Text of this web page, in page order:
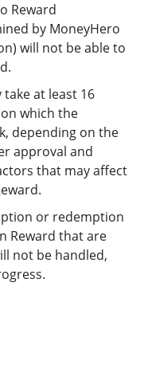
Reward
by MoneyHero
will not be able to
at least 16
which the
depending on the
approval and
that may affect
or redemption
Reward that are
not be handled,